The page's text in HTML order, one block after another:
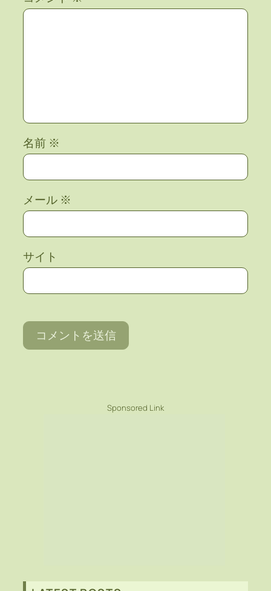
名前 ※
メール ※
サイト
Sponsored Link